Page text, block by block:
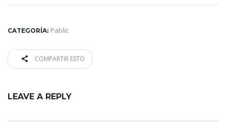
CATEGORÍA: Pablic
COMPARTIR ESTO
LEAVE A REPLY